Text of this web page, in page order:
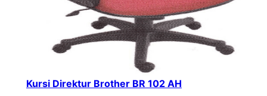
Kursi Direktur Brother BR 102 AH